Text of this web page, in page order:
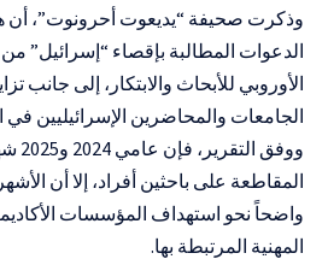
وذكرت صحيفة “يديعوت أحرونوت”، أن
الدعوات المطالبة بإقصاء “إسرائيل”
الأوروبي للأبحاث والابتكار، إلى جانب
الجامعات والمحاضرين الإسرائيليين في
المقاطعة على باحثين أفراد، إلا أن
واضحاً نحو استهداف المؤسسات
المهنية المرتبطة بها.